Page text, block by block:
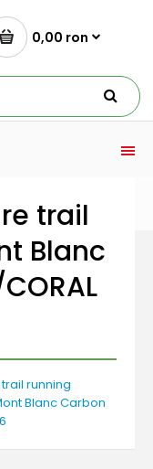
0,00 ron
trail
Blanc
running
Blanc Carbon